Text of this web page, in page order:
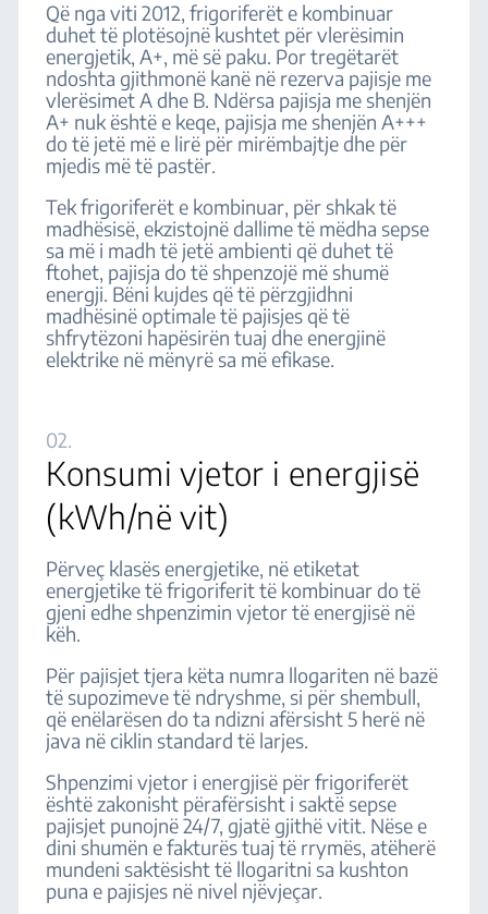
Që nga viti 2012, frigoriferët e kombinuar
duhet të plotësojnë kushtet për vlerësimin
energjetik, A+, më së paku. Por tregëtarët
ndoshta gjithmonë kanë në rezerva pajisje me
vlerësimet A dhe B. Ndërsa pajisja me shenjën
A+ nuk është e keqe, pajisja me shenjën A+++
do të jetë më e lirë për mirëmbajtje dhe për
mjedis më të pastër.
Tek frigoriferët e kombinuar, për shkak të
madhësisë, ekzistojnë dallime të mëdha sepse
sa më i madh të jetë ambienti që duhet të
ftohet, pajisja do të shpenzojë më shumë
energji. Bëni kujdes që të përzgjidhni
madhësinë optimale të pajisjes që të
shfrytëzoni hapësirën tuaj dhe energjinë
elektrike në mënyrë sa më efikase.
02.
Konsumi vjetor i energjisë
(kWh/në vit)
Përveç klasës energjetike, në etiketat
energjetike të frigoriferit të kombinuar do të
gjeni edhe shpenzimin vjetor të energjisë në
këh.
Për pajisjet tjera këta numra llogariten në bazë
të supozimeve të ndryshme, si për shembull,
që enëlarësen do ta ndizni afërsisht 5 herë në
java në ciklin standard të larjes.
Shpenzimi vjetor i energjisë për frigoriferët
është zakonisht përafërsisht i saktë sepse
pajisjet punojnë 24/7, gjatë gjithë vitit. Nëse e
dini shumën e fakturës tuaj të rrymës, atëherë
mundeni saktësisht të llogaritni sa kushton
puna e pajisjes në nivel njëvjeçar.